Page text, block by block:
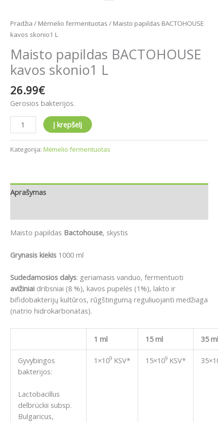
Pradžia / Mėmelio fermentuotas / Maisto papildas BACTOHOUSE
kavos skonio1 L
Maisto papildas BACTOHOUSE
kavos skonio1 L
26.99€
Gerosios bakterijos.
Į krepšelį
Kategorija: Mėmelio fermentuotas
Aprašymas
Maisto papildas Bactohouse, skystis
Grynasis kiekis 1000 ml
Sudedamosios dalys: geriamasis vanduo, fermentuoti
avižiniai dribsniai (8 %), kavos pupelės (1%), lakto ir
bifidobakterijų kultūros, rūgštingumą reguliuojanti medžiaga
(natrio hidrokarbonatas).
1 ml 15 ml 35 ml
Gyvybingos
bakterijos:
Lactobacillus
delbrückii subsp.
Bulgaricus,
1×109 KSV* 15×109 KSV*